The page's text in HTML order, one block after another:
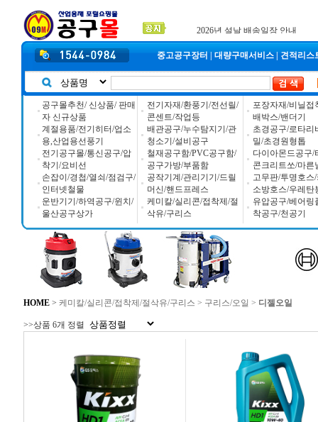
공구몰 입금자 찾습니다
2026년 설날 배송일장 안내
중고공구장터 대량구매서비스 견적리스
공구몰추천/ 신상품/ 판매
자 신규상품
계절용품/전기히터/업소
용,산업용선풍기
전기공구몰/통신공구/압
착기/요비선
손잡이/경첩/열쇠/점검구/
인터넷철물
운반기기/하역공구/윈치/
울산공구상가
전기자재/환풍기/전선릴/
콘센트/작업등
배관공구/누수탐지기/관
청소기/설비공구
철재공구함/PVC공구함/
공구가방/부품함
공작기계/관리기기/드릴
머신/핸드프레스
케미칼/실리콘/접착제/절
삭유/구리스
포장자재/비닐접
배박스/밴더기
초경공구/로타리
밀/초경원형톱
다이아몬드공구/
콘크리트쏘/마른
고무판/투명호스
소방호스/우레탄
유압공구/베어링
착공구/천공기
HOME > 케미칼/실리콘/접착제/절삭유/구리스 > 구리스/오일 > 디젤오일
>>상품 6개 정렬